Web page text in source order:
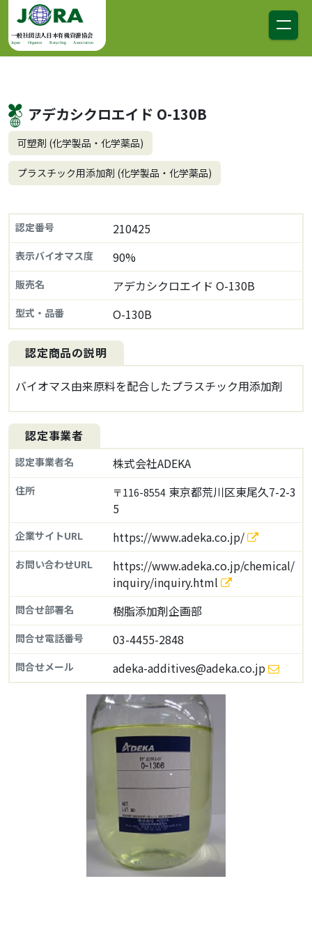
コンテンツへスキップ
メインナビゲーション
一般社団法人日本有機資源協会
Japan Organics Recycling Association
アデカシクロエイド O-130B
可塑剤 (化学製品・化学薬品)
プラスチック用添加剤 (化学製品・化学薬品)
認定番号 210425
表示バイオマス度 90%
販売名 アデカシクロエイド O-130B
型式・品番 O-130B
認定商品の説明
バイオマス由来原料を配合したプラスチック用添加剤
認定事業者
認定事業者名 株式会社ADEKA
住所 〒116-8554 東京都荒川区東尾久7-2-3
5
企業サイトURL https://www.adeka.co.jp/
お問い合わせURL
https://www.adeka.co.jp/chemical/
inquiry/inquiry.html
問合せ部署名 樹脂添加剤企画部
問合せ電話番号 03-4455-2848
問合せメール adeka-additives@adeka.co.jp